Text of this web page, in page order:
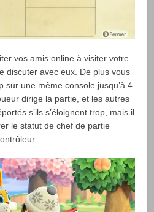
vos amis online à visiter votre
discuter avec eux. De plus vous
sur une même console jusqu’à 4
dirige la partie, et les autres
s’ils s’éloignent trop, mais il
le statut de chef de partie